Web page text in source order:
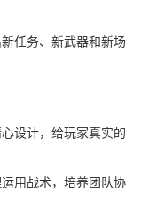
任务、新武器和新场
设计，给玩家真实的
用战术，培养团队协